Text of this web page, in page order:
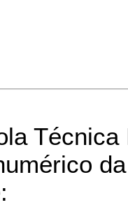
Técnica